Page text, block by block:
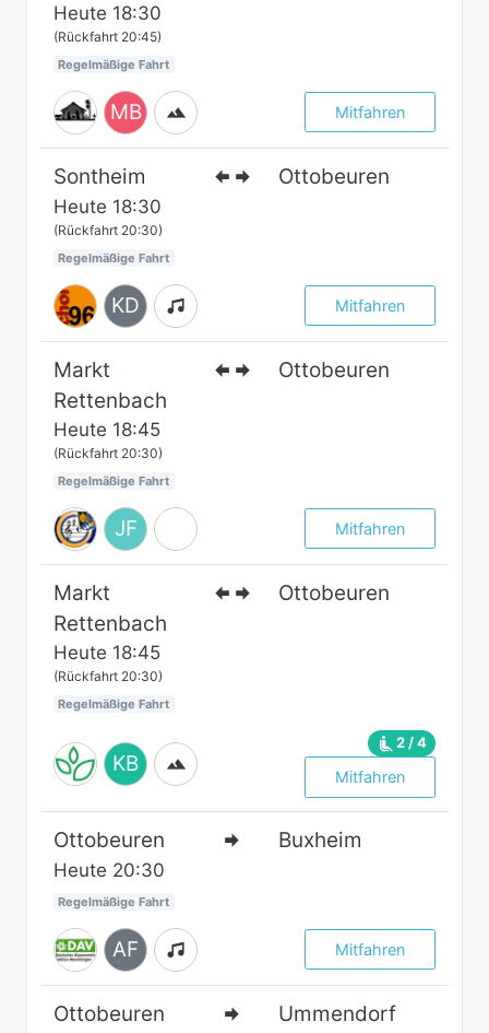
Heute 18:30
(Rückfahrt 20:45)
Regelmäßige Fahrt
MB Mitfahren
Sontheim Ottobeuren
Heute 18:30
(Rückfahrt 20:30)
Regelmäßige Fahrt
KD Mitfahren
Markt
Rettenbach
Ottobeuren
Heute 18:45
(Rückfahrt 20:30)
Regelmäßige Fahrt
JF Mitfahren
Markt
Rettenbach
Ottobeuren
Heute 18:45
(Rückfahrt 20:30)
Regelmäßige Fahrt
KB
2 / 4
Mitfahren
Ottobeuren Buxheim
Heute 20:30
Regelmäßige Fahrt
AF Mitfahren
Ottobeuren Ummendorf